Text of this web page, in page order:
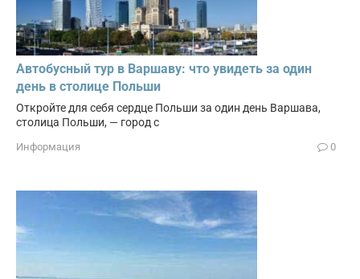
Автобусный тур в Варшаву: что увидеть за один
день в столице Польши
Откройте для себя сердце Польши за один день Варшава,
столица Польши, — город с
Информация 0